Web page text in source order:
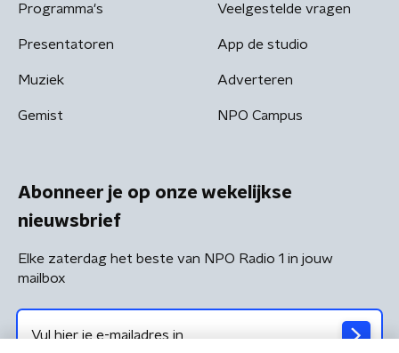
Programma's
Presentatoren
Muziek
Gemist
Veelgestelde vragen
App de studio
Adverteren
NPO Campus
Abonneer je op onze wekelijkse
nieuwsbrief
Elke zaterdag het beste van NPO Radio 1 in jouw
mailbox